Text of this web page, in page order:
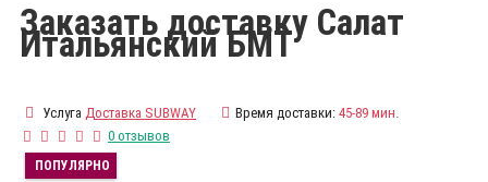
Заказать доставку Салат
Итальянский БМТ
Услуга Доставка SUBWAY Время доставки: 45-89 мин.
0 отзывов
ПОПУЛЯРНО